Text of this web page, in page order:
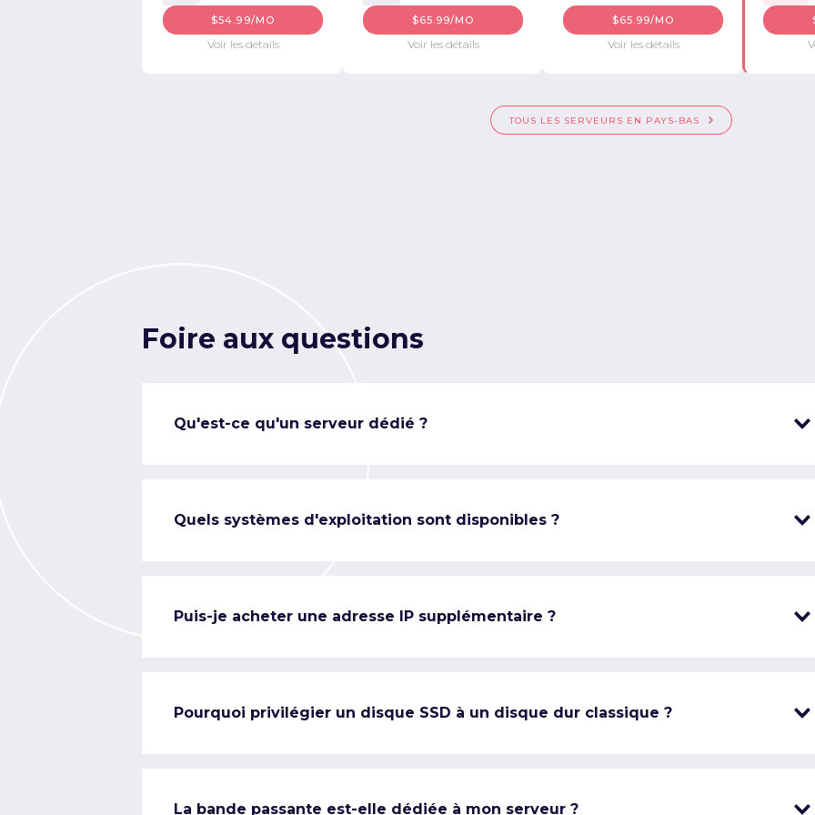
$54.99/MO
Voir les détails
$65.99/MO
Voir les détails
$65.99/MO
Voir les détails
TOUS LES SERVEURS EN PAYS-BAS
Foire aux questions
Qu'est-ce qu'un serveur dédié ?
Quels systèmes d'exploitation sont disponibles ?
Puis-je acheter une adresse IP supplémentaire ?
Pourquoi privilégier un disque SSD à un disque dur classique ?
La bande passante est-elle dédiée à mon serveur ?